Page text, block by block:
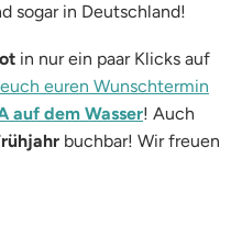
sogar in Deutschland!
in nur ein paar Klicks auf
euren Wunschtermin
auf dem Wasser! Auch
buchbar! Wir freuen